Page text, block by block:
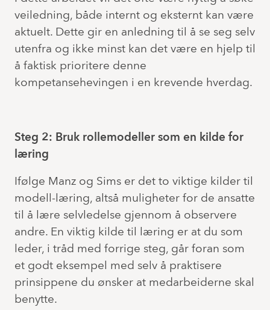
veiledning, både internt og eksternt kan være
aktuelt. Dette gir en anledning til å se seg selv
utenfra og ikke minst kan det være en hjelp til
å faktisk prioritere denne
kompetansehevingen i en krevende hverdag.
Steg 2: Bruk rollemodeller som en kilde for
læring
Ifølge Manz og Sims er det to viktige kilder til
modell-læring, altså muligheter for de ansatte
til å lære selvledelse gjennom å observere
andre. En viktig kilde til læring er at du som
leder, i tråd med forrige steg, går foran som
et godt eksempel med selv å praktisere
prinsippene du ønsker at medarbeiderne skal
benytte.